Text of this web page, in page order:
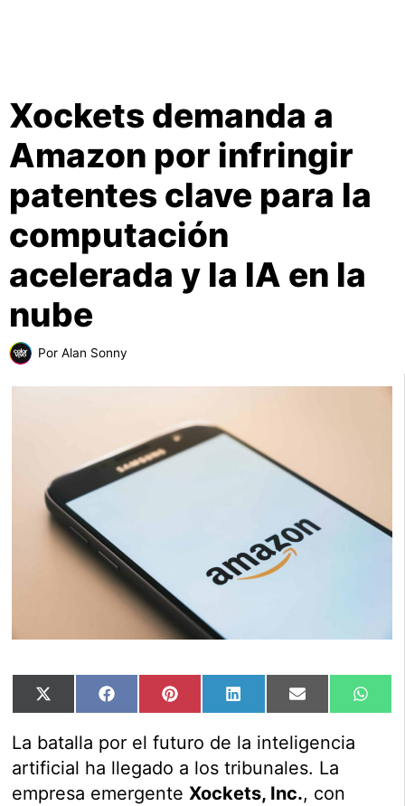
Xockets demanda a
Amazon por infringir
patentes clave para la
computación
acelerada y la IA en la
nube
Por Alan Sonny
Compartir
en
X
Compartir
en
FacebookCompartir
en
PinterestCompartir
en
LinkedInCompartir
en
Email
en
La batalla por el futuro de la inteligencia
artificial ha llegado a los tribunales. La
empresa emergenteXockets, Inc., con